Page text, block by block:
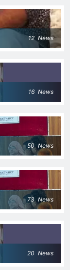
12 News
16 News
50 News
73 News
20 News